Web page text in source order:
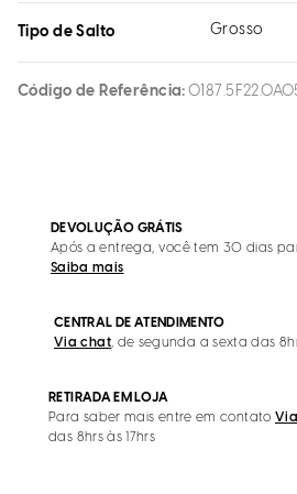
Tipo de Salto Grosso
Código de Referência
DEVOLUÇÃO GRÁTIS
Após a entrega, você tem 30 dias
Saiba mais
CENTRAL DE ATENDIMENTO
Via chat, de segunda a sexta das
RETIRADA EM LOJA
Para saber mais entre em contato
das 8hrs às 17hrs